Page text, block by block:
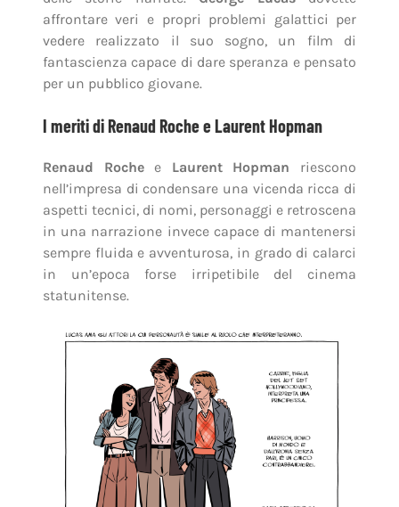
affrontare veri e propri problemi galattici per
vedere realizzato il suo sogno, un film di
fantascienza capace di dare speranza e pensato
per un pubblico giovane.
I meriti di Renaud Roche e Laurent Hopman
Renaud Rochee Laurent Hopman riescono
nell’impresa di condensare una vicenda ricca di
aspetti tecnici, di nomi, personaggi e retroscena
in una narrazione invece capace di mantenersi
sempre fluida e avventurosa, in grado di calarci
in un’epoca forse irripetibile del cinema
statunitense.